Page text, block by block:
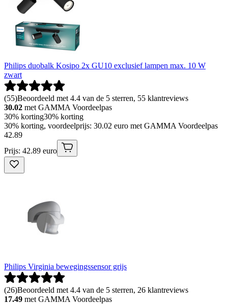
Philips duobalk Kosipo 2x GU10 exclusief lampen max. 10 W
zwart
(55)Beoordeeld met 4.4 van de 5 sterren, 55 klantreviews
30.02 met GAMMA Voordeelpas
30% korting30% korting
30% korting, voordeelprijs: 30.02 euro met GAMMA Voordeelpas
42.89
Prijs: 42.89 euro
Philips Virginia bewegingssensor grijs
(26)Beoordeeld met 4.4 van de 5 sterren, 26 klantreviews
17.49 met GAMMA Voordeelpas